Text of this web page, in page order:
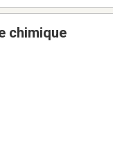
chimique